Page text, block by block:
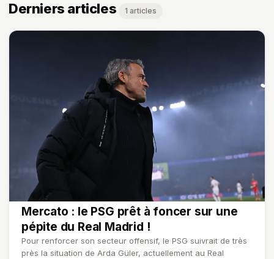
Derniers articles 1 articles
Mercato : le PSG prêt à foncer sur une
pépite du Real Madrid !
Pour renforcer son secteur offensif, le PSG suivrait de très
près la situation de Arda Güler, actuellement au Real